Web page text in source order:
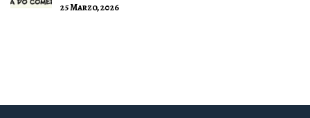
25 Marzo, 2026